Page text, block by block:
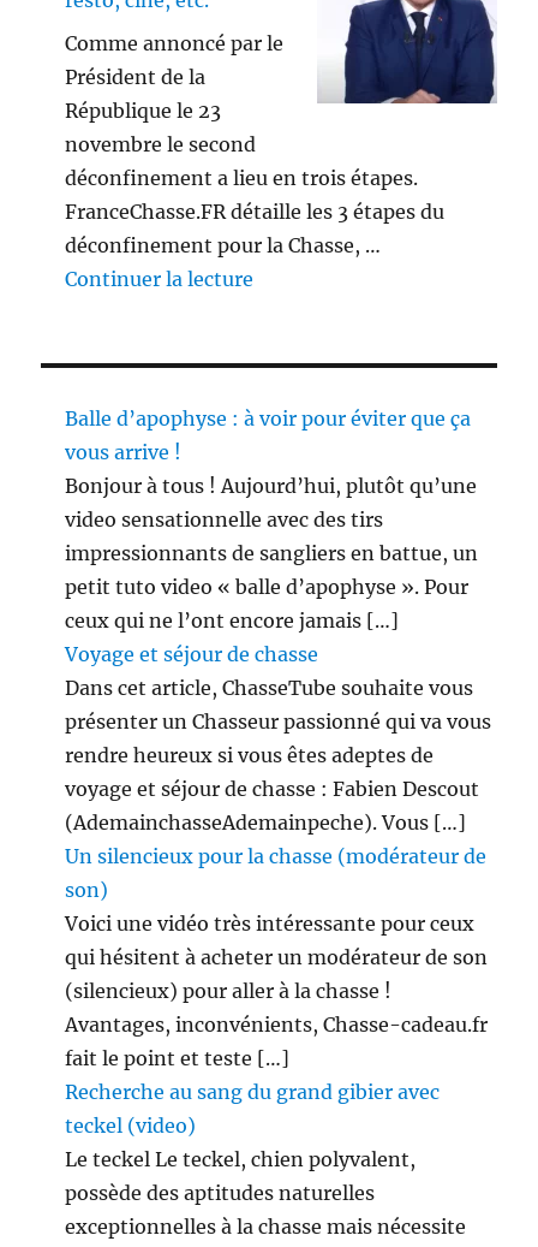
Comme annoncé par le
Président de la
République le 23
novembre le second
déconfinement a lieu en trois étapes.
FranceChasse.FR détaille les 3 étapes du
déconfinement pour la Chasse, …
Continuer la lecture
Balle d’apophyse : à voir pour éviter que ça
vous arrive !
Bonjour à tous ! Aujourd’hui, plutôt qu’une
video sensationnelle avec des tirs
impressionnants de sangliers en battue, un
petit tuto video « balle d’apophyse ». Pour
ceux qui ne l’ont encore jamais […]
Voyage et séjour de chasse
Dans cet article, ChasseTube souhaite vous
présenter un Chasseur passionné qui va vous
rendre heureux si vous êtes adeptes de
voyage et séjour de chasse : Fabien Descout
(AdemainchasseAdemainpeche). Vous […]
Un silencieux pour la chasse (modérateur de
son)
Voici une vidéo très intéressante pour ceux
qui hésitent à acheter un modérateur de son
(silencieux) pour aller à la chasse !
Avantages, inconvénients, Chasse-cadeau.fr
fait le point et teste […]
Recherche au sang du grand gibier avec
teckel (video)
Le teckel Le teckel, chien polyvalent,
possède des aptitudes naturelles
exceptionnelles à la chasse mais nécessite